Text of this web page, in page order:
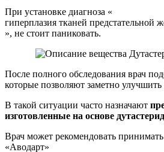
При установке диагноза «
гиперплазия тканей предстательной
», не стоит паниковать.
После полного обследования врач
которые позволяют заметно улучшить
В такой ситуации часто назначают
изготовленные на основе
Врач может рекомендовать принимать
«Аводарт»